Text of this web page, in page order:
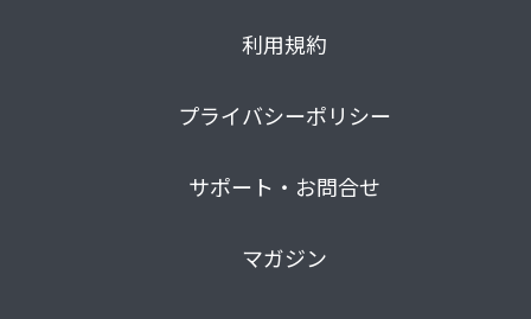
利用規約
プライバシーポリシー
サポート・お問合せ
マガジン